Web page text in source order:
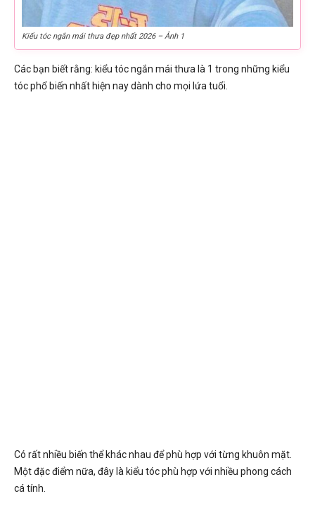
Kiểu tóc ngắn mái thưa đẹp nhất 2026 – Ảnh 1
Các bạn biết rằng: kiểu tóc ngắn mái thưa là 1 trong những kiểu
tóc phổ biến nhất hiện nay dành cho mọi lứa tuổi.
Có rất nhiều biến thể khác nhau để phù hợp với từng khuôn mặt.
Một đặc điểm nữa, đây là kiểu tóc phù hợp với nhiều phong cách
cá tính.